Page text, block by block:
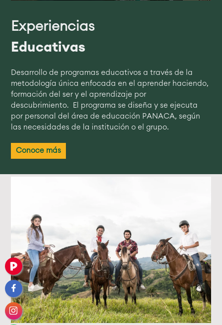
Experiencias
Educativas
Desarrollo de programas educativos a través de la
metodología única enfocada en el aprender haciendo,
formación del ser y el aprendizaje por
descubrimiento. El programa se diseña y se ejecuta
por personal del área de educación PANACA, según
las necesidades de la institución o el grupo.
Conoce más